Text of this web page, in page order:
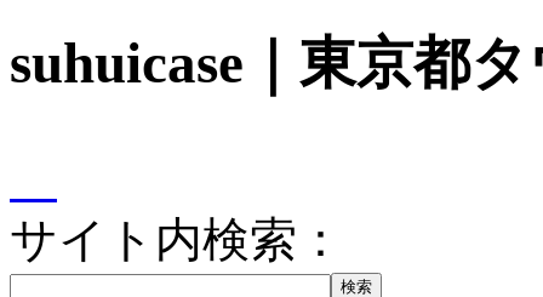
suhuicase｜東京都
サイト内検索：